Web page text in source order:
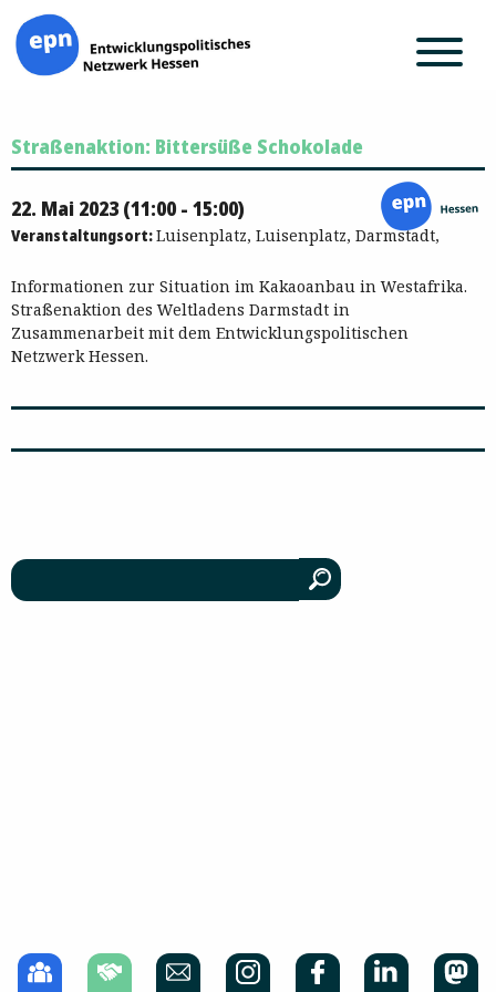
Inhalt
springen
Straßenaktion: Bittersüße Schokolade
22. Mai 2023 (11:00 - 15:00)
Veranstaltungsort:Luisenplatz, Luisenplatz, Darmstadt,
Informationen zur Situation im Kakaoanbau in Westafrika.
Straßenaktion des Weltladens Darmstadt in
Zusammenarbeit mit dem Entwicklungspolitischen
Netzwerk Hessen.